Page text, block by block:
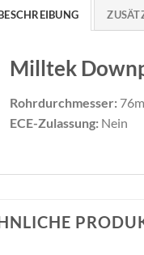
Milltek
Rohrdurchmesser:
ECE-Zulassung: Nein